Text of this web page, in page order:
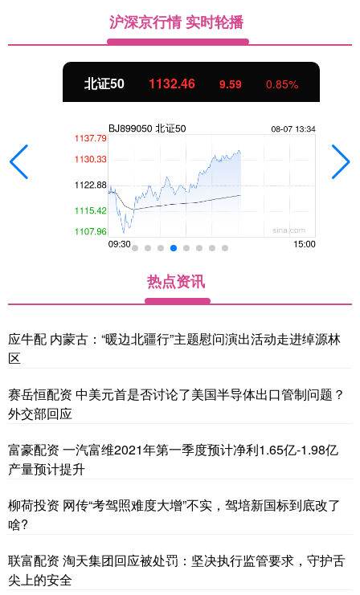
沪深京行情 实时轮播
北证50 1132.46 9.59 0.85%
热点资讯
应牛配 内蒙古：“暖边北疆行”主题慰问演出活动走进绰源林
区
赛岳恒配资 中美元首是否讨论了美国半导体出口管制问题？
外交部回应
富豪配资 一汽富维2021年第一季度预计净利1.65亿-1.98亿
产量预计提升
柳荷投资 网传“考驾照难度大增”不实，驾培新国标到底改了
啥?
联富配资 淘天集团回应被处罚：坚决执行监管要求，守护舌
尖上的安全